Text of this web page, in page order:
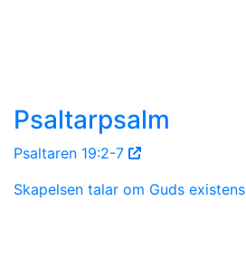
Psaltarpsalm
Psaltaren 19:2-7
Skapelsen talar om Guds existens